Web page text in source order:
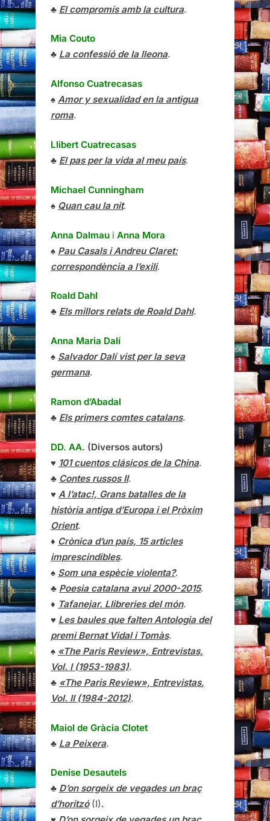
♣ El compromís amb la cultura.
Mia Couto
♣ La confessió de la lleona.
Alfonso Cuatrecasas
♠ Amor y sexualidad en la antigua
roma.
Llibert Cuatrecasas
♣ El pas per la vida al meu país.
Michael Cunningham
♠ Quan cau la nit.
Anna Dalmau i Anna Mora
♠ Pau Casals i Andreu Claret:
correspondència a l’exili.
Roald Dahl
♣ Els millors relats de Roald Dahl.
Anna Maria Dalí
♠ Salvador Dalí vist per la seva
germana.
Ramon d’Abadal
♣ Els primers comtes catalans.
DD. AA. (Diversos autors)
♥ 101 cuentos clásicos de la China.
♣ Contes russos II.
♥ A l’atac!, Grans batalles de la
història antiga d’Europa i el Pròxim
Orient.
♦ Crònica d’un país, 15 articles
imprescindibles.
♠ Som una espècie violenta?.
♣ Poesia catalana avui 2000-2015.
♦ Tafanejar. Llibreries del món.
♥ Les baules que falten Antologia del
premi Bernat Vidal i Tomàs.
♠ «The Paris Review», Entrevistas,
Vol. I (1953-1983).
♣ «The Paris Review», Entrevistas,
Vol. II (1984-2012).
Maiol de Gràcia Clotet
♣ La Peixera.
Denise Desautels
♣ D’on sorgeix de vegades un braç
d’horitzó(I).